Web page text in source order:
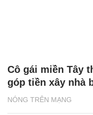
NÓNG TRÊN MẠNG
Cô gái miền Tây
góp tiền xây nhà